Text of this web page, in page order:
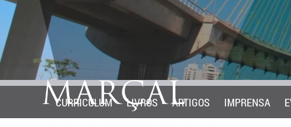
CURRICULUM LIVROS ARTIGOS IMPRENSA